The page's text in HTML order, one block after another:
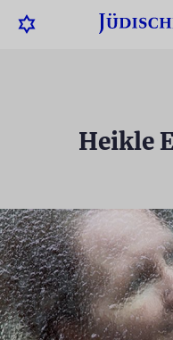
Heikle